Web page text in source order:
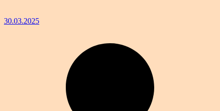
30.03.2025